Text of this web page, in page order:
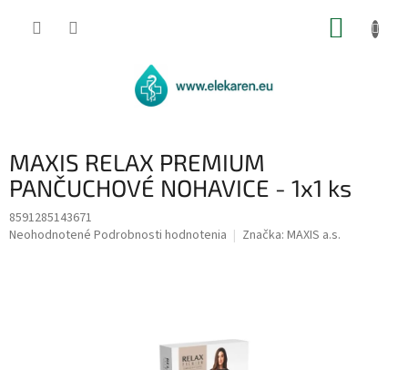
MAXIS RELAX PREMIUM
PANČUCHOVÉ NOHAVICE - 1x1 ks
8591285143671
Priemerné
Neohodnotené Podrobnosti hodnotenia Značka: MAXIS a.s.